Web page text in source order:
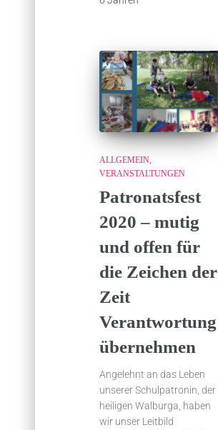
ALLGEMEIN
VERANSTALTUNGEN
Patronatsfest
2020 – mutig
und offen für
die Zeichen der
Zeit
Verantwortung
übernehmen
Angelehnt an das Leben
unserer Schulpatronin, der
heiligen Walburga, haben
wir unser Leitbild